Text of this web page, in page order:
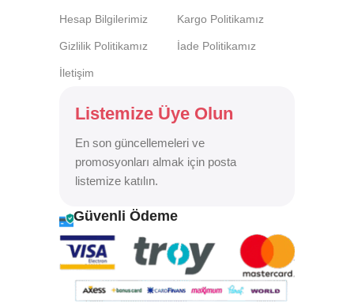
Hesap Bilgilerimiz
Gizlilik Politikamız
İletişim
Kargo Politikamız
İade Politikamız
Listemize Üye Olun
En son güncellemeleri ve
promosyonları almak için posta
listemize katılın.
Güvenli Ödeme